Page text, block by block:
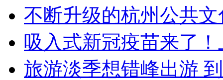
不断升级的杭州公共
吸入式新冠疫苗来了
旅游淡季想错峰出游